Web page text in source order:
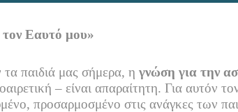
Εαυτό μου»
παιδιά μας σήμερα, η γνώση για την
– είναι απαραίτητη. Για αυτόν
προσαρμοσμένο στις ανάγκες των